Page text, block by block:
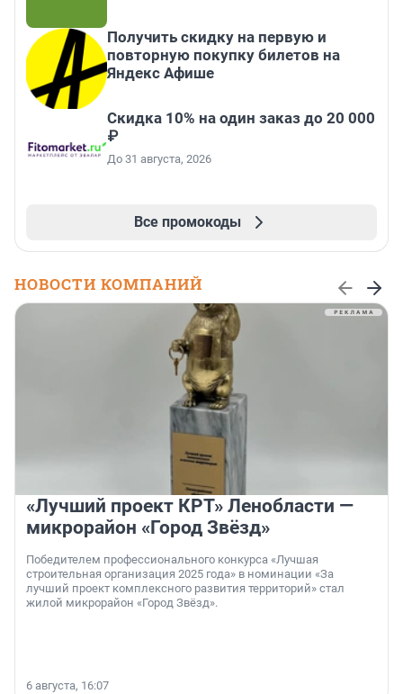
Получить скидку на первую и
повторную покупку билетов на
Яндекс Афише
Скидка 10% на один заказ до 20 000
₽
До 31 августа, 2026
Все промокоды
НОВОСТИ КОМПАНИЙ
«Лучший проект КРТ» Ленобласти —
микрорайон «Город Звёзд»
Победителем профессионального конкурса «Лучшая
строительная организация 2025 года» в номинации «За
лучший проект комплексного развития территорий» стал
жилой микрорайон «Город Звёзд».
6 августа, 16:07